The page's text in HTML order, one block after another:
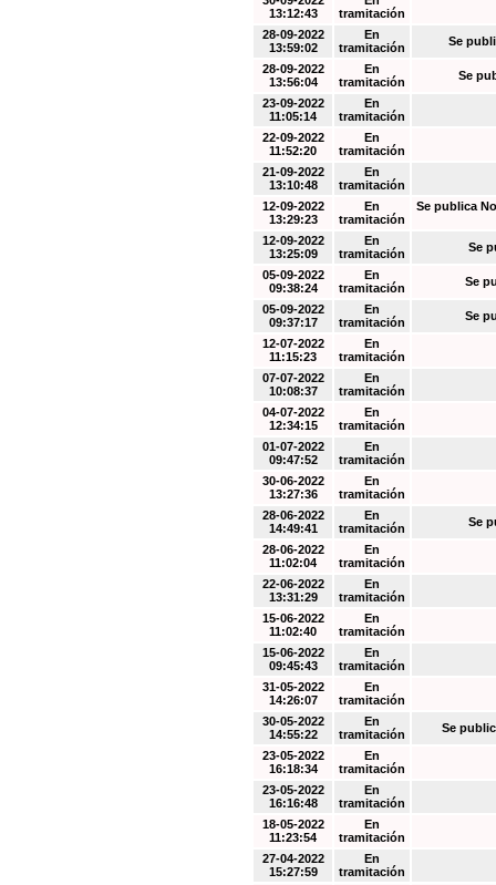
13:12:43
tramitación
28-09-2022
13:59:02
En
tramitación
Se
28-09-2022
13:56:04
En
tramitación
Se
23-09-2022
11:05:14
En
tramitación
22-09-2022
11:52:20
En
tramitación
21-09-2022
13:10:48
En
tramitación
12-09-2022
13:29:23
En
tramitación
Se publica
12-09-2022
13:25:09
En
tramitación
Se
05-09-2022
09:38:24
En
tramitación
Se
05-09-2022
09:37:17
En
tramitación
Se
12-07-2022
11:15:23
En
tramitación
07-07-2022
10:08:37
En
tramitación
04-07-2022
12:34:15
En
tramitación
01-07-2022
09:47:52
En
tramitación
30-06-2022
13:27:36
En
tramitación
28-06-2022
14:49:41
En
tramitación
Se
28-06-2022
11:02:04
En
tramitación
22-06-2022
13:31:29
En
tramitación
15-06-2022
11:02:40
En
tramitación
15-06-2022
09:45:43
En
tramitación
31-05-2022
14:26:07
En
tramitación
30-05-2022
14:55:22
En
tramitación
Se
23-05-2022
16:18:34
En
tramitación
23-05-2022
16:16:48
En
tramitación
18-05-2022
11:23:54
En
tramitación
27-04-2022
15:27:59
En
tramitación